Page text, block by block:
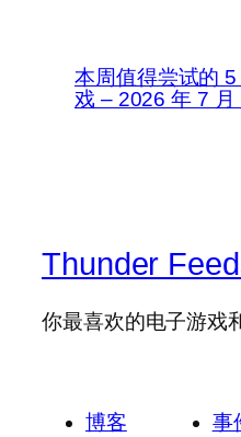
本周值得尝试的
戏 – 2026 年 7 月
Thunder
你最喜欢的电子游戏
博客
事